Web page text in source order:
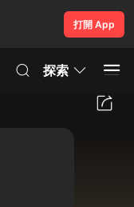
打開 App
探索